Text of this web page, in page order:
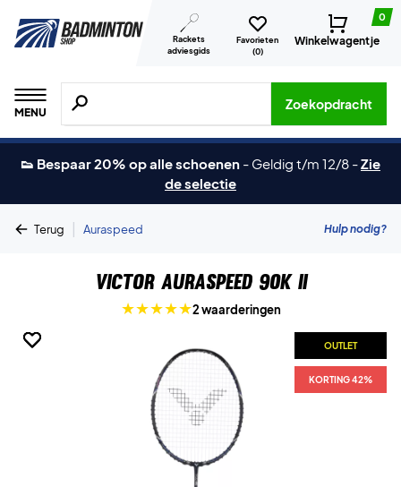
Rackets
adviesgids
Favorieten
(0)
0
Winkelwagentje
MENU
Zoeken naar producten, merken etc.
Zoekopdracht
👟 Bespaar 20% op alle schoenen - Geldig t/m 12/8 -Zie
de selectie
Terug | Auraspeed Hulp nodig?
Victor Auraspeed 90K II
2 waarderingen
OUTLET
KORTING 42%
OUTLET
KORTING 42%
OUTLET
KORTING 42%
OUTLET
KORTING 42%